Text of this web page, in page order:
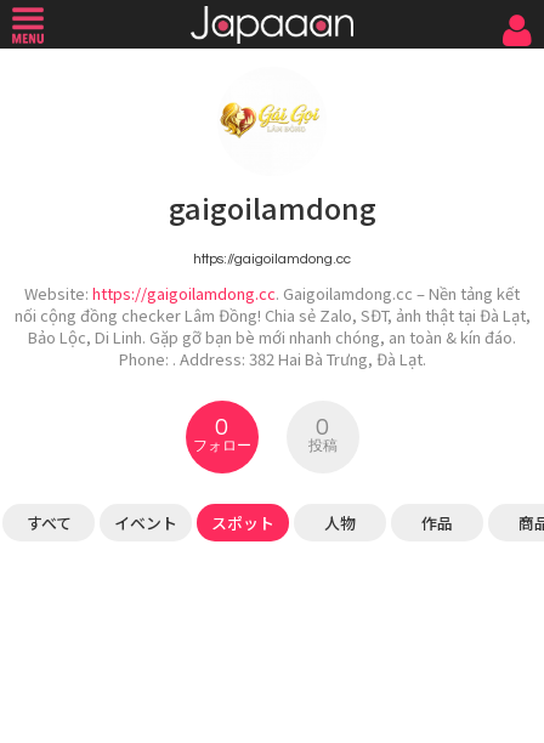
gaigoilamdong
https://gaigoilamdong.cc
Website: https://gaigoilamdong.cc. Gaigoilamdong.cc – Nền tảng kết
nối cộng đồng checker Lâm Đồng! Chia sẻ Zalo, SĐT, ảnh thật tại Đà Lạt,
Bảo Lộc, Di Linh. Gặp gỡ bạn bè mới nhanh chóng, an toàn & kín đáo.
Phone: . Address: 382 Hai Bà Trưng, Đà Lạt.
0
フォロー
0
投稿
すべて イベント スポット 人物 作品 商